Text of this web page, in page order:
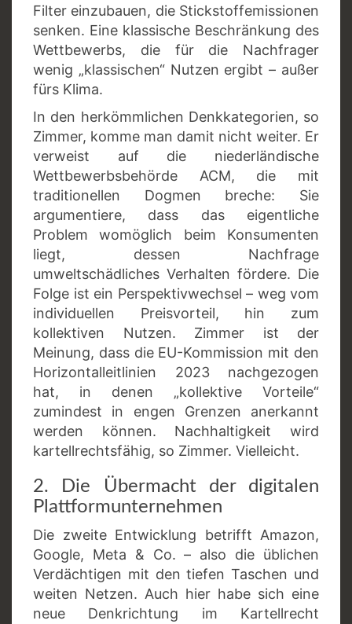
Filter einzubauen, die Stickstoffemissionen
senken. Eine klassische Beschränkung des
Wettbewerbs, die für die Nachfrager
wenig „klassischen“ Nutzen ergibt – außer
fürs Klima.
In den herkömmlichen Denkkategorien, so
Zimmer, komme man damit nicht weiter. Er
verweist auf die niederländische
Wettbewerbsbehörde ACM, die mit
traditionellen Dogmen breche: Sie
argumentiere, dass das eigentliche
Problem womöglich beim Konsumenten
liegt, dessen Nachfrage
umweltschädliches Verhalten fördere. Die
Folge ist ein Perspektivwechsel – weg vom
individuellen Preisvorteil, hin zum
kollektiven Nutzen. Zimmer ist der
Meinung, dass die EU-Kommission mit den
Horizontalleitlinien 2023 nachgezogen
hat, in denen „kollektive Vorteile“
zumindest in engen Grenzen anerkannt
werden können. Nachhaltigkeit wird
kartellrechtsfähig, so Zimmer. Vielleicht.
2. Die Übermacht der digitalen
Plattformunternehmen
Die zweite Entwicklung betrifft Amazon,
Google, Meta & Co. – also die üblichen
Verdächtigen mit den tiefen Taschen und
weiten Netzen. Auch hier habe sich eine
neue Denkrichtung im Kartellrecht